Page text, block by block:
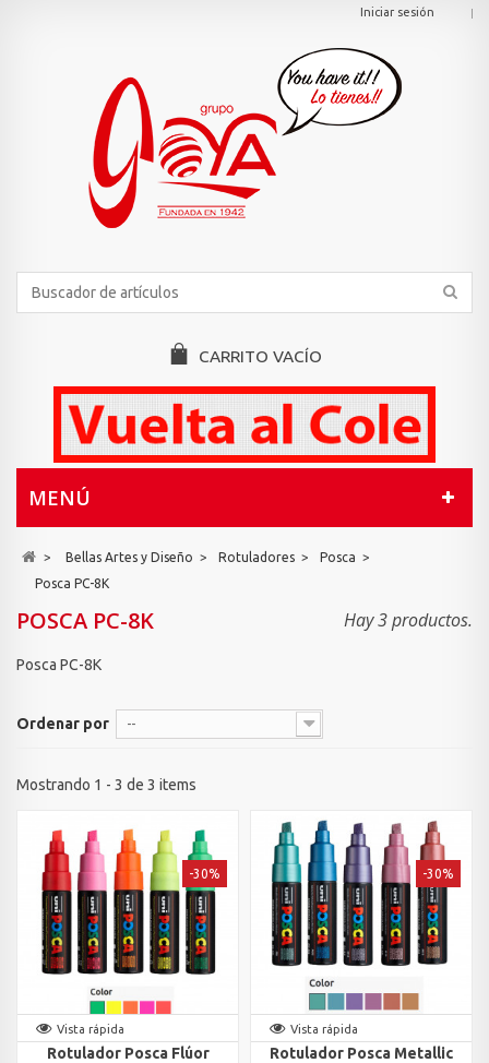
Iniciar sesión
CARRITO VACÍO
MENÚ
> Bellas Artes y Diseño > Rotuladores > Posca >
Posca PC-8K
POSCA PC-8K Hay 3 productos.
Posca PC-8K
Ordenar por --
Mostrando 1 - 3 de 3 items
Vista rápida
Rotulador Posca Flúor
-30%
Vista rápida
Rotulador Posca Metallic
-30%